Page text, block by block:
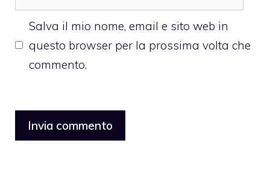
web
Salva il mio nome, email e sito web in
questo browser per la prossima volta che
commento.